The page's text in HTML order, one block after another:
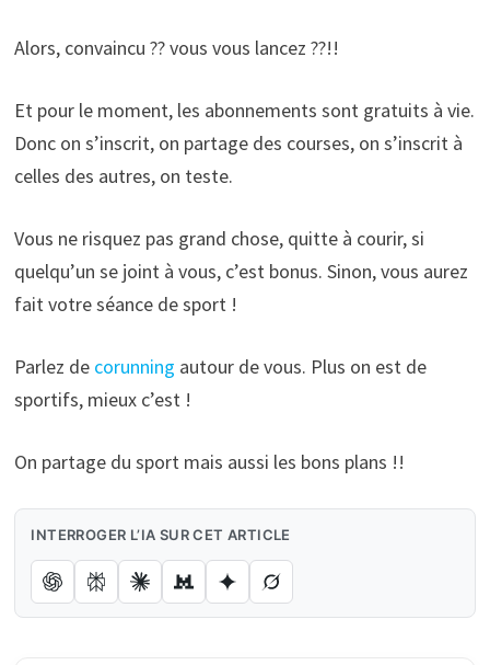
Alors, convaincu ?? vous vous lancez ??!!
Et pour le moment, les abonnements sont gratuits à vie.
Donc on s’inscrit, on partage des courses, on s’inscrit à
celles des autres, on teste.
Vous ne risquez pas grand chose, quitte à courir, si
quelqu’un se joint à vous, c’est bonus. Sinon, vous aurez
fait votre séance de sport !
Parlez de corunning autour de vous. Plus on est de
sportifs, mieux c’est !
On partage du sport mais aussi les bons plans !!
INTERROGER L’IA SUR CET ARTICLE